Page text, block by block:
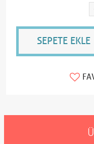
SEPETE EKLE